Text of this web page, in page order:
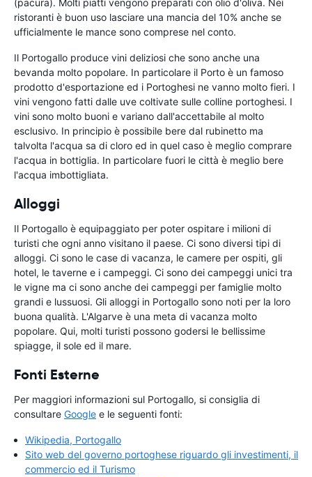
(pacura). Molti piatti vengono preparati con olio d'oliva. Nei
ristoranti è buon uso lasciare una mancia del 10% anche se
ufficialmente le mance sono comprese nel conto.
Il Portogallo produce vini deliziosi che sono anche una
bevanda molto popolare. In particolare il Porto è un famoso
prodotto d'esportazione ed i Portoghesi ne vanno molto fieri. I
vini vengono fatti dalle uve coltivate sulle colline portoghesi. I
vini sono molto buoni e variano dall'accettabile al molto
esclusivo. In principio è possibile bere dal rubinetto ma
talvolta l'acqua sa di cloro ed in quel caso è meglio comprare
l'acqua in bottiglia. In particolare fuori le città è meglio bere
l'acqua imbottigliata.
Alloggi
Il Portogallo è equipaggiato per poter ospitare i milioni di
turisti che ogni anno visitano il paese. Ci sono diversi tipi di
alloggi. Ci sono le case di vacanza, le camere per ospiti, gli
hotel, le taverne e i campeggi. Ci sono dei campeggi unici tra
le vigne ma ci sono anche dei campeggi per famiglie molto
grandi e lussuosi. Gli alloggi in Portogallo sono noti per la loro
buona qualità. L'Algarve è una meta di vacanza molto
popolare. Qui, molti turisti possono godersi le bellissime
spiagge, il sole ed il mare.
Fonti Esterne
Per maggiori informazioni sul Portogallo, si consiglia di
consultare Google e le seguenti fonti:
Wikipedia, Portogallo
Sito web del governo portoghese riguardo gli investimenti, il
commercio ed il Turismo